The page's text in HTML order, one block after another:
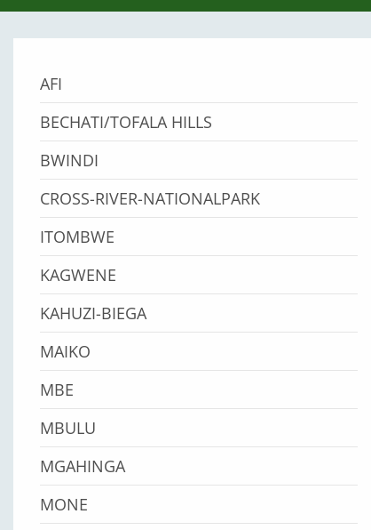
AFI
BECHATI/TOFALA HILLS
BWINDI
CROSS-RIVER-NATIONALPARK
ITOMBWE
KAGWENE
KAHUZI-BIEGA
MAIKO
MBE
MBULU
MGAHINGA
MONE